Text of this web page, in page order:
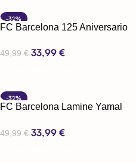
-32%
FC Barcelona 125 Aniversario
49,99€ 33,99 €
-32%
FC Barcelona Lamine Yamal
49,99€ 33,99 €